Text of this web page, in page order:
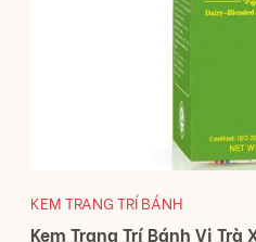
KEM TRANG TRÍ BÁNH
Kem Trang Trí Bánh Vị Trà